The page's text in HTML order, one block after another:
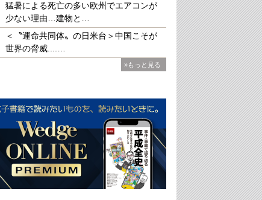
猛暑による死亡の多い欧州でエアコンが
少ない理由…建物と…
＜〝運命共同体〟の日米台＞中国こそが
世界の脅威....…
»もっと見る